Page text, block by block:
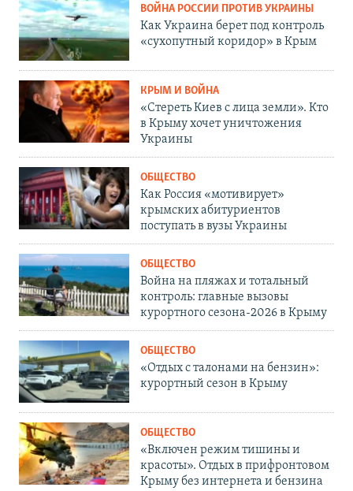
ВОЙНА РОССИИ ПРОТИВ УКРАИНЫ
Как Украина берет под контроль
«сухопутный коридор» в Крым
КРЫМ И ВОЙНА
«Стереть Киев с лица земли». Кто
в Крыму хочет уничтожения
Украины
ОБЩЕСТВО
Как Россия «мотивирует»
крымских абитуриентов
поступать в вузы Украины
ОБЩЕСТВО
Война на пляжах и тотальный
контроль: главные вызовы
курортного сезона-2026 в Крыму
ОБЩЕСТВО
«Отдых с талонами на бензин»:
курортный сезон в Крыму
ОБЩЕСТВО
«Включен режим тишины и
красоты». Отдых в прифронтовом
Крыму без интернета и бензина